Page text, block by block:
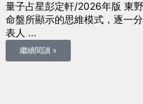
量子占星彭定軒/2026年版 東
命盤所顯示的思維模式，逐一
表人 ...
繼續閱讀 »